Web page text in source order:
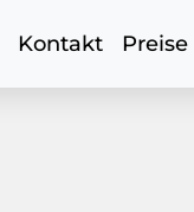
Kontakt Preise